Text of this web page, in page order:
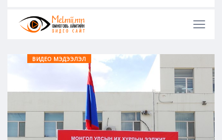
ВИДЕО МЭДЭЭЛЭЛ